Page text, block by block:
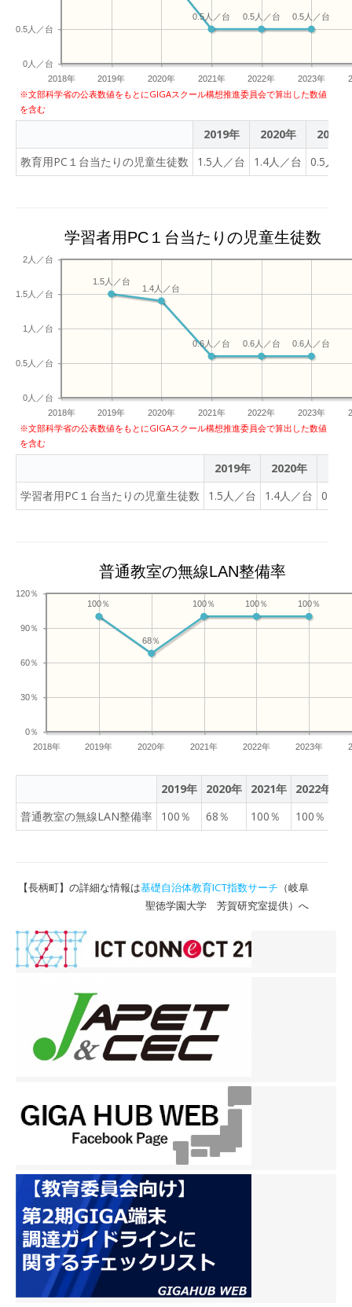
2018年 2019年 2020年 2021年 2022年 2023年
0人／台
0.5人／台
0.5人／台
0.5人／台
0.5人／台
※文部科学省の公表数値をもとにGIGAスクール構想推進委員会で算出した数値
を含む
2019年 2020年
2021年
教育用PC１台当たりの児童生徒数
1.5人／台 1.4人／台 0.5人／
学習者用PC１台当たりの児童生徒数
2018年 2019年 2020年 2021年 2022年 2023年
0人／台
0.5人／台
1人／台
1.5人／台
2人／台
0.6人／台
0.6人／台
0.6人／台
1.4人／台
1.5人／台
※文部科学省の公表数値をもとにGIGAスクール構想推進委員会で算出した数値
を含む
2019年 2020年
学習者用PC１台当たりの児童生徒数
1.5人／台 1.4人／台 0.6人
普通教室の無線LAN整備率
2018年 2019年 2020年 2021年 2022年 2023年
0％
30％
60％
90％
120％
100％
100％
100％
68％
100％
2019年 2020年 2021年 2022年
普通教室の無線LAN整備率
100％ 68％ 100％ 100％
【長柄町】の詳細な情報は基礎自治体教育ICT指数サーチ （岐阜
聖徳学園大学 芳賀研究室提供）へ